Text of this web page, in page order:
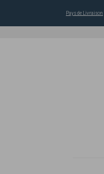
Pays de Livraison